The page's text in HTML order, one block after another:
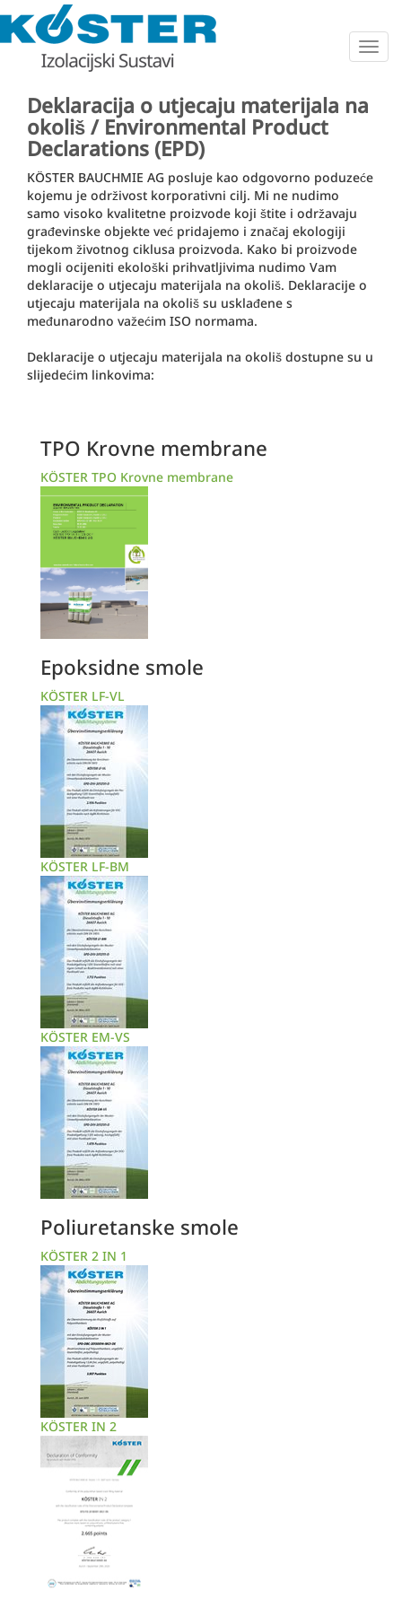
Deklaracija o utjecaju materijala na
okoliš / Environmental Product
Declarations (EPD)
KÖSTER BAUCHMIE AG posluje kao odgovorno poduzeće
kojemu je održivost korporativni cilj. Mi ne nudimo
samo visoko kvalitetne proizvode koji štite i održavaju
građevinske objekte već pridajemo i značaj ekologiji
tijekom životnog ciklusa proizvoda. Kako bi proizvode
mogli ocijeniti ekološki prihvatljivima nudimo Vam
deklaracije o utjecaju materijala na okoliš. Deklaracije o
utjecaju materijala na okoliš su usklađene s
međunarodno važećim ISO normama.
Deklaracije o utjecaju materijala na okoliš dostupne su u
slijedećim linkovima:
TPO Krovne membrane
KÖSTER TPO Krovne membrane
Epoksidne smole
KÖSTER LF-VL
KÖSTER LF-BM
KÖSTER EM-VS
Poliuretanske smole
KÖSTER 2 IN 1
KÖSTER IN 2